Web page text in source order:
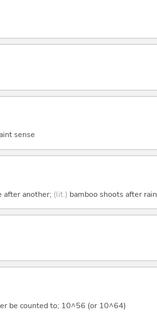
sense
after another; (lit.) bamboo shoots after rain
be counted to; 10^56 (or 10^64)